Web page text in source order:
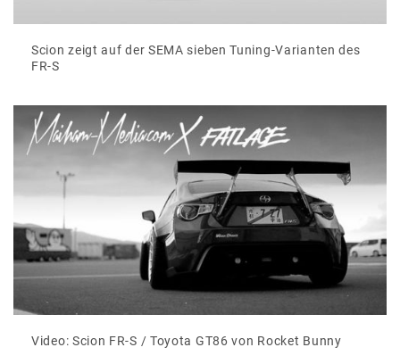
Scion zeigt auf der SEMA sieben Tuning-Varianten des
FR-S
Video: Scion FR-S / Toyota GT86 von Rocket Bunny